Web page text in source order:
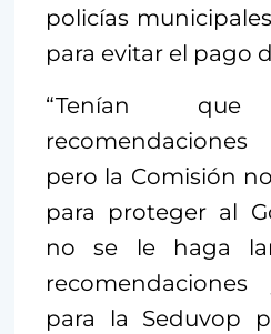
policías
para evitar el pago
“Tenían
pero la Comisión
para proteger al
no se le haga
para la Seduvop